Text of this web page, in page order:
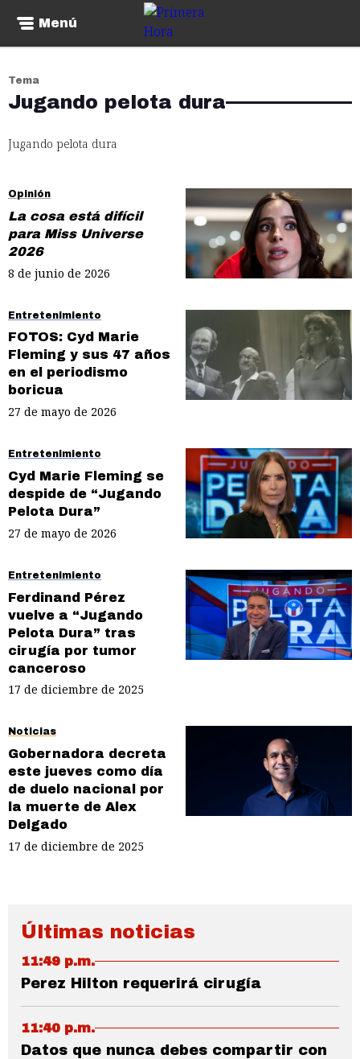
Menú
Tema
Jugando pelota dura
Jugando pelota dura
Opinión
La cosa está difícil
para Miss Universe
2026
8 de junio de 2026
Entretenimiento
FOTOS: Cyd Marie
Fleming y sus 47 años
en el periodismo
boricua
27 de mayo de 2026
Entretenimiento
Cyd Marie Fleming se
despide de “Jugando
Pelota Dura”
27 de mayo de 2026
Entretenimiento
Ferdinand Pérez
vuelve a “Jugando
Pelota Dura” tras
cirugía por tumor
canceroso
17 de diciembre de 2025
Noticias
Gobernadora decreta
este jueves como día
de duelo nacional por
la muerte de Alex
Delgado
17 de diciembre de 2025
Últimas noticias
11:49 p.m.
Perez Hilton requerirá cirugía
11:40 p.m.
Datos que nunca debes compartir con